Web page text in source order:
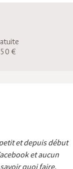
€
et depuis début
et aucun
quoi faire.